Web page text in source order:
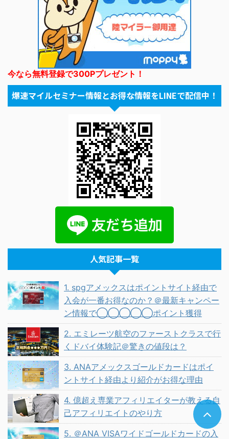
今なら無料登録で300Pプレゼント！
爆速マイルセミナー情報とお得な情報をLINEで配信中！
人気記事一覧
1. spgアメックスはポイントサイト経由で
入会が一番お得なのか？＠最新キャンペー
ン情報で◯◯◯◯◯ポイント獲得
2. エミレーツ航空のファーストクラスで行
くドバイ体験記＠驚きの値段は？
3. ANAアメックスゴールドカードはポイ
ントサイト経由より紹介がお得な理由
4. 億超え専業アフィリエイターが教える自
己アフィリエイトのやり方
5. ＠ANA VISAワイドゴールドカードの入